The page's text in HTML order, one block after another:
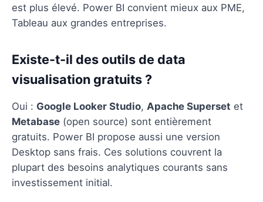
est plus élevé. Power BI convient mieux aux PME,
Tableau aux grandes entreprises.
Existe-t-il des outils de data
visualisation gratuits ?
Oui : Google Looker Studio, Apache Superset et
Metabase (open source) sont entièrement
gratuits. Power BI propose aussi une version
Desktop sans frais. Ces solutions couvrent la
plupart des besoins analytiques courants sans
investissement initial.